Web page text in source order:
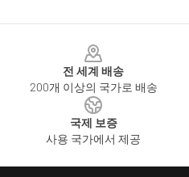
전 세계 배송
200개 이상의 국가로 배송
국제 보증
사용 국가에서 제공